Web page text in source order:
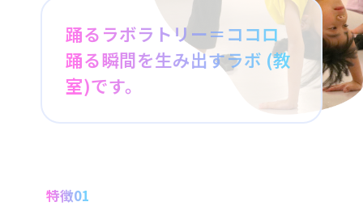
踊るラボラトリー＝ココロ
踊る瞬間を生み出すラボ (教
室)です。
特徴01